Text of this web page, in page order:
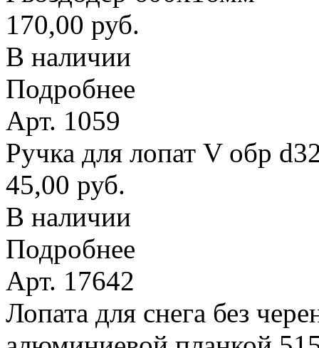
170,00 руб.
В наличии
Подробнее
Арт. 1059
Ручка для лопат V обр
45,00 руб.
В наличии
Подробнее
Арт. 17642
Лопата для снега без